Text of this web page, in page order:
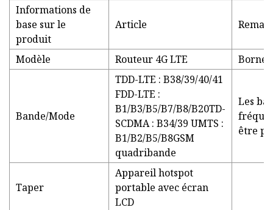
Informations de
base sur le
produit
Article
Modèle Routeur 4G LTE Borne
Bande/Mode
TDD-LTE : B38/39/40/41
FDD-LTE :
B1/B3/B5/B7/B8/B20TD-
SCDMA : B34/39 UMTS :
B1/B2/B5/B8GSM
quadribande
Les
être
Taper
Appareil hotspot
portable avec écran
LCD